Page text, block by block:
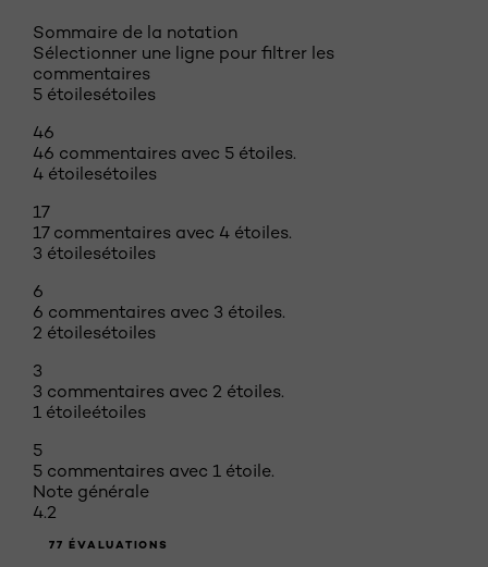
Sommaire de la notation
Sélectionner une ligne pour filtrer les
commentaires
5 étoilesétoiles
46
46 commentaires avec 5 étoiles.
4 étoilesétoiles
17
17 commentaires avec 4 étoiles.
3 étoilesétoiles
6
6 commentaires avec 3 étoiles.
2 étoilesétoiles
3
3 commentaires avec 2 étoiles.
1 étoileétoiles
5
5 commentaires avec 1 étoile.
Note générale
4.2
77 ÉVALUATIONS